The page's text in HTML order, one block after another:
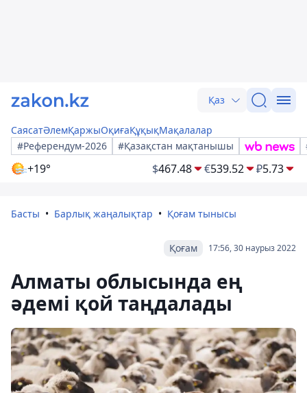
Қаз
СаясатӘлемҚаржыОқиғаҚұқықМақалалар
#Референдум-2026
#Қазақстан мақтанышы
+19° $467.48 €539.52 ₽5.73
Басты Барлық жаңалықтар Қоғам тынысы
17:56, 30 наурыз 2022
Қоғам
Алматы облысында ең
әдемі қой таңдалады